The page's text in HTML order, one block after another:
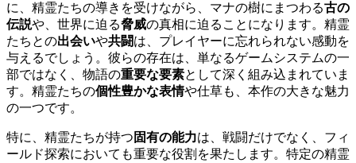
に、精霊たちの導きを受けながら、マナの樹にまつわる古の
伝説や、世界に迫る脅威の真相に迫ることになります。精霊
たちとの出会いや共闘は、プレイヤーに忘れられない感動を
与えるでしょう。彼らの存在は、単なるゲームシステムの一
部ではなく、物語の重要な要素として深く組み込まれていま
す。精霊たちの個性豊かな表情や仕草も、本作の大きな魅力
の一つです。
特に、精霊たちが持つ 固有の能力は、戦闘だけでなく、フィ
ールド探索においても重要な役割を果たします。特定の精霊